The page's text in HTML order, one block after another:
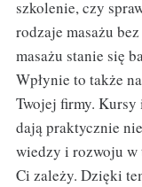
szkolenie, czy
rodzaje masażu
masażu stanie się
Wpłynie to także
Twojej firmy. Kursy
dają praktycznie
wiedzy i rozwoju
Ci zależy. Dzięki